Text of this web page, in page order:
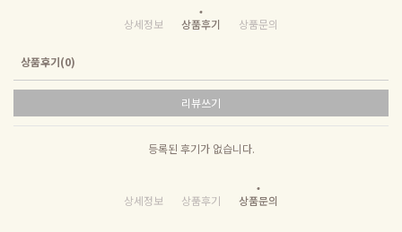
상세정보 상품후기 상품문의
상품후기(0)
리뷰쓰기
등록된 후기가 없습니다.
상세정보 상품후기 상품문의